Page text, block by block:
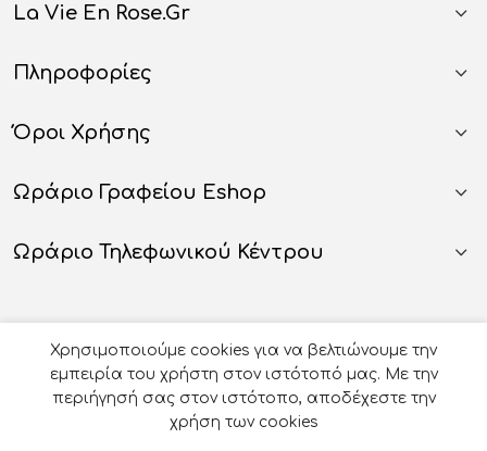
La Vie En Rose.gr
Πληροφορίες
Όροι Χρήσης
Ωράριο Γραφείου Eshop
Ωράριο Τηλεφωνικού Κέντρου
Χρησιμοποιούμε cookies για να βελτιώνουμε την
εμπειρία του χρήστη στον ιστότοπό μας. Με την
περιήγησή σας στον ιστότοπο, αποδέχεστε την
χρήση των cookies